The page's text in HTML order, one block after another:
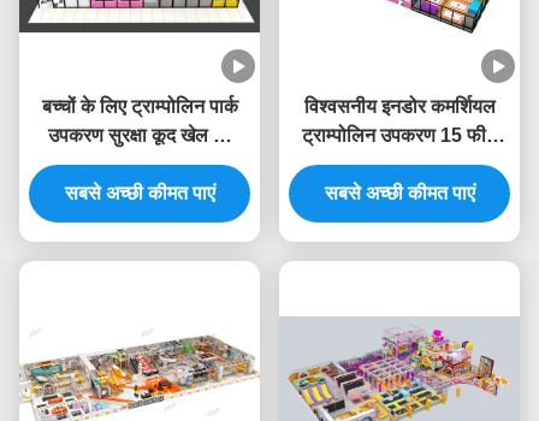
बच्चों के लिए ट्राम्पोलिन पार्क
उपकरण सुरक्षा कूद खेल का
मैदान इनडोर अनुकूलित
सबसे अच्छी कीमत पाएं
विश्वसनीय इनडोर कमर्शियल
ट्राम्पोलिन उपकरण 15 फीट
इनडोर खेल क्षेत्र
सबसे अच्छी कीमत पाएं